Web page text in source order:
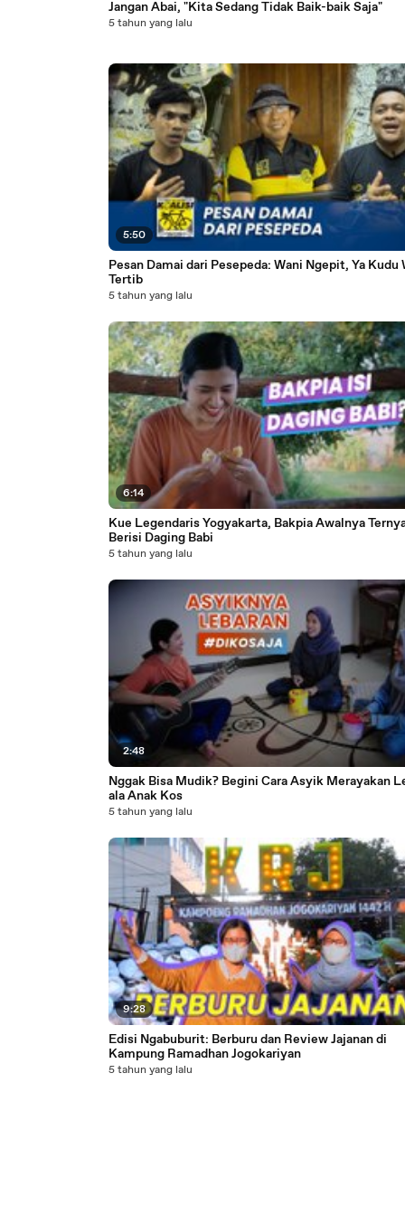
Jangan Abai, "Kita Sedang Tidak Baik-baik Saja"
5 tahun yang lalu
5:50
Pesan Damai dari Pesepeda: Wani Ngepit, Ya Kudu
Tertib
5 tahun yang lalu
6:14
Kue Legendaris Yogyakarta, Bakpia Awalnya
Berisi Daging Babi
5 tahun yang lalu
2:48
Nggak Bisa Mudik? Begini Cara Asyik Merayakan
ala Anak Kos
5 tahun yang lalu
9:28
Edisi Ngabuburit: Berburu dan Review Jajanan di
Kampung Ramadhan Jogokariyan
5 tahun yang lalu